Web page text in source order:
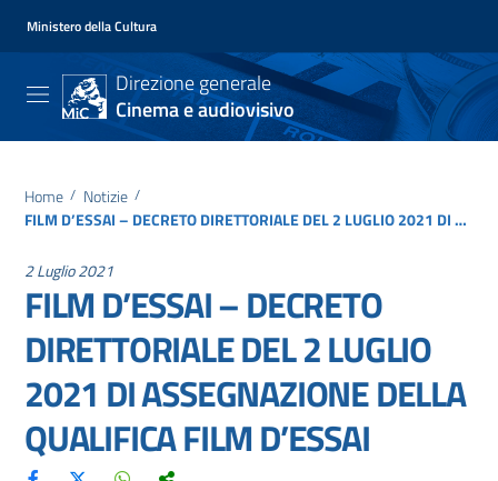
Ministero della Cultura
Direzione generale
Cinema e audiovisivo
Home / Notizie /
FILM D’ESSAI – DECRETO DIRETTORIALE DEL 2 LUGLIO 2021 DI ASSEGNAZIONE DELLA QUALIFICA FILM D’ESSAI
2 Luglio 2021
FILM D’ESSAI – DECRETO
DIRETTORIALE DEL 2 LUGLIO
2021 DI ASSEGNAZIONE DELLA
QUALIFICA FILM D’ESSAI